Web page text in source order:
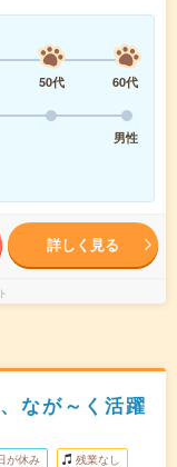
50代
60代
男性
詳しく見る
なが～く活躍
が休み 残業なし